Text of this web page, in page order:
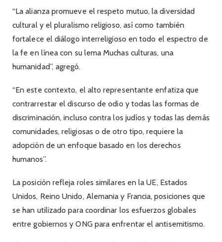
“La alianza promueve el respeto mutuo, la diversidad
cultural y el pluralismo religioso, así como también
fortalece el diálogo interreligioso en todo el espectro de
la fe en línea con su lema Muchas culturas, una
humanidad”, agregó.
“En este contexto, el alto representante enfatiza que
contrarrestar el discurso de odio y todas las formas de
discriminación, incluso contra los judíos y todas las demás
comunidades, religiosas o de otro tipo, requiere la
adopción de un enfoque basado en los derechos
humanos”.
La posición refleja roles similares en la UE, Estados
Unidos, Reino Unido, Alemania y Francia, posiciones que
se han utilizado para coordinar los esfuerzos globales
entre gobiernos y ONG para enfrentar el antisemitismo.